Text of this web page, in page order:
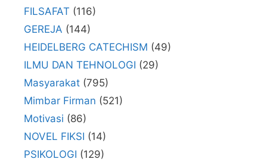
FILSAFAT (116)
GEREJA (144)
HEIDELBERG CATECHISM (49)
ILMU DAN TEHNOLOGI (29)
Masyarakat (795)
Mimbar Firman (521)
Motivasi (86)
NOVEL FIKSI (14)
PSIKOLOGI (129)